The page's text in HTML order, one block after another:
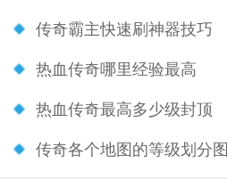
传奇霸主快速刷神器技巧
热血传奇哪里经验最高
热血传奇最高多少级封顶
传奇各个地图的等级划分图